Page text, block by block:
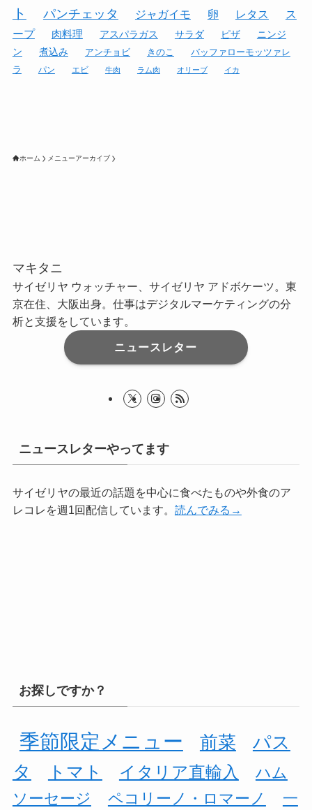
ト
パンチェッタ ジャガイモ 卵 レタス
ス
ープ
肉料理 アスパラガス サラダ ピザ
ニンジ
ン
煮込み アンチョビ きのこ
バッファローモッツァレ
ラ
パン エビ 牛肉 ラム肉 オリーブ イカ
ホーム メニューアーカイブ
マキタニ
サイゼリヤ ウォッチャー、サイゼリヤ アドボケーツ。東
京在住、大阪出身。仕事はデジタルマーケティングの分
析と支援をしています。
ニュースレター
ニュースレターやってます
サイゼリヤの最近の話題を中心に食べたものや外食のア
レコレを週1回配信しています。 読んでみる→
お探しですか？
季節限定メニュー 前菜
パス
タ
トマト イタリア直輸入
ハム
ソーセージ
ペコリーノ・ロマーノ
一